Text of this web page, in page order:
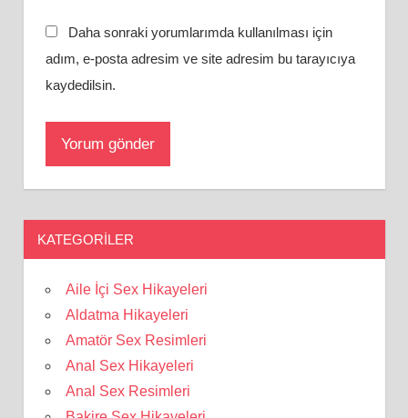
Daha sonraki yorumlarımda kullanılması için
adım, e-posta adresim ve site adresim bu tarayıcıya
kaydedilsin.
KATEGORILER
Aile İçi Sex Hikayeleri
Aldatma Hikayeleri
Amatör Sex Resimleri
Anal Sex Hikayeleri
Anal Sex Resimleri